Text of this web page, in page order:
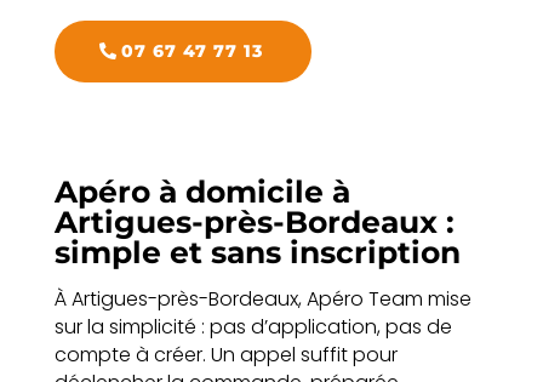
07 67 47 77 13
Apéro à domicile à
Artigues-près-Bordeaux :
simple et sans inscription
À Artigues-près-Bordeaux, Apéro Team mise
sur la simplicité : pas d’application, pas de
compte à créer. Un appel suffit pour